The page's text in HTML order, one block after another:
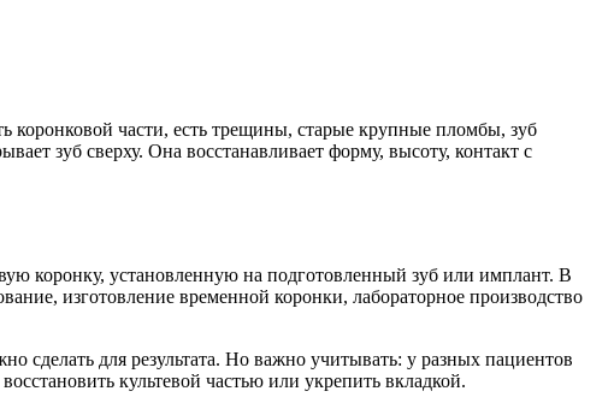
коронковой части, есть трещины, старые крупные пломбы, зуб
зуб сверху. Она восстанавливает форму, высоту, контакт с
коронку, установленную на подготовленный зуб или имплант. В
изготовление временной коронки, лабораторное производство
сделать для результата. Но важно учитывать: у разных пациентов
культевой частью или укрепить вкладкой.